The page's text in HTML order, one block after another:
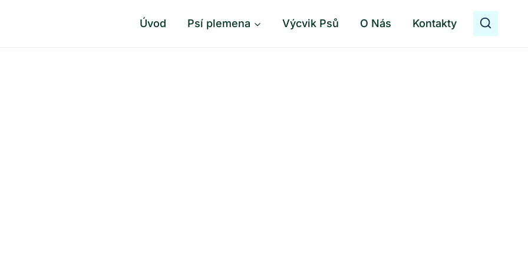
Úvod Psí plemena Výcvik Psů O Nás Kontakty